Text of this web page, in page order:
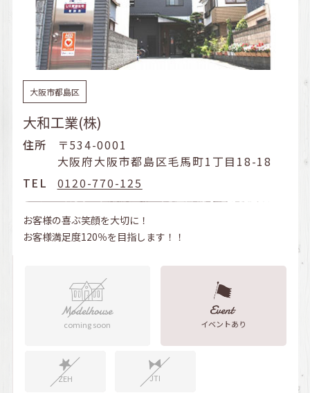
大阪市都島区
大和工業(株)
住所
〒534-0001
大阪府大阪市都島区毛馬町1丁目18-18
TEL
0120-770-125
お客様の喜ぶ笑顔を大切に！
お客様満足度120％を目指します！！
coming soon イベントあり
ZEH JTI